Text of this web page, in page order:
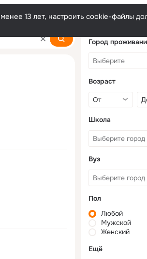
13 лет, настроить cookie-файлы
Город
Возраст
Школа
Вуз
Пол
Любой
Мужской
Женский
Ещё